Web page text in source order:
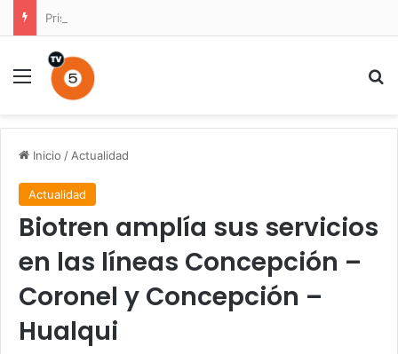
Menú
Inicio / Actualidad
Actualidad
Biotren amplía sus servicios
en las líneas Concepción –
Coronel y Concepción –
Hualqui